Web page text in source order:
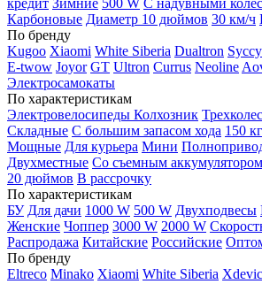
кредит Зимние 500 W С надувными
Карбоновые Диаметр 10 дюймов 30 км/ч
По бренду
Kugoo Xiaomi White Siberia Dualtron
E-twow Joyor GT Ultron Currus Neoline
Электросамокаты
По характеристикам
Электровелосипеды Колхозник
Складные С большим запасом хода 150
Мощные Для курьера Мини
Двухместные Со съемным аккумулятором
20 дюймов В рассрочку
По характеристикам
БУ Для дачи 1000 W 500 W Двухподвесы
Женские Чоппер 3000 W 2000 W
Распродажа Китайские Российские
По бренду
Eltreco Minako Xiaomi White Siberia